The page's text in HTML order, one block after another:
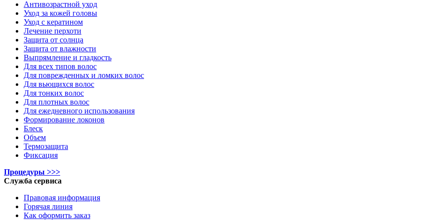
Антивозрастной уход
Уход за кожей головы
Уход с кератином
Лечение перхоти
Защита от солнца
Защита от влажности
Выпрямление и гладкость
Для всех типов волос
Для поврежденных и ломких волос
Для вьющихся волос
Для тонких волос
Для плотных волос
Для ежедневного использования
Формирование локонов
Блеск
Объем
Термозащита
Фиксация
Процедуры >>>
Служба сервиса
Правовая информация
Горячая линия
Как оформить заказ